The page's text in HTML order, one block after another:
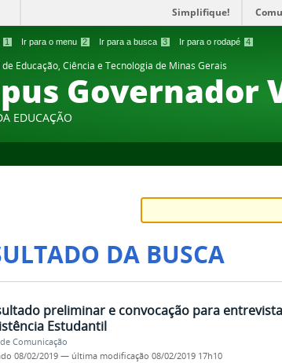
1 Ir para o menu 2 Ir para a busca 3 Ir para o rodapé 4
Simplifique!
Educação, Ciência e Tecnologia de Minas Gerais
Governador
EDUCAÇÃO
DA BUSCA
preliminar e convocação para
Estudantil
Comunicação
08/02/2019 — última modificação 08/02/2019 17h10